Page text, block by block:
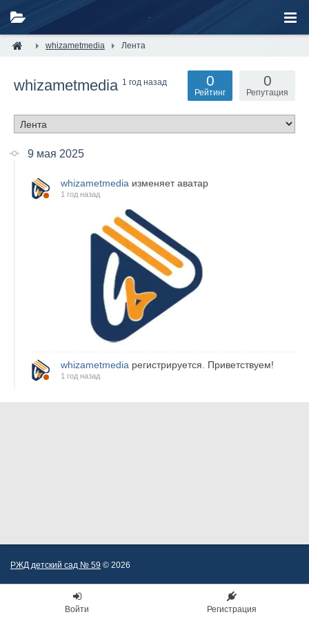
whizametmedia Лента
whizametmedia 1 год назад 0
Репутация
0
Рейтинг
9 мая 2025
whizametmedia изменяет аватар
1 год назад
whizametmedia регистрируется. Приветствуем!
1 год назад
РЖД детский сад № 59 © 2026
Войти Регистрация